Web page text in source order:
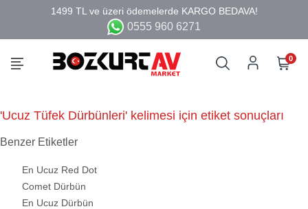
0555 960 6271
0
'Ucuz Tüfek Dürbünleri' kelimesi için etiket sonuçları
Benzer Etiketler
En Ucuz Red Dot
Comet Dürbün
En Ucuz Dürbün